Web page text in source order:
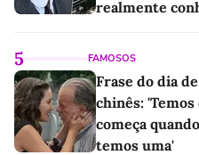
realmente
5 FAMOSOS
Frase do dia
chinês: 'Temos
começa
temos uma'